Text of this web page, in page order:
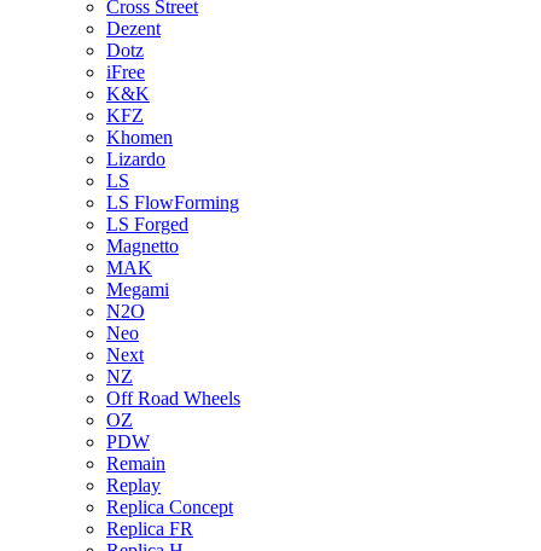
Cross Street
Dezent
Dotz
iFree
K&K
KFZ
Khomen
Lizardo
LS
LS FlowForming
LS Forged
Magnetto
MAK
Megami
N2O
Neo
Next
NZ
Off Road Wheels
OZ
PDW
Remain
Replay
Replica Concept
Replica FR